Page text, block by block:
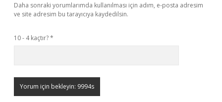
Daha sonraki yorumlarımda kullanılması için adım, e-posta adresim
ve site adresim bu tarayıcıya kaydedilsin.
10 - 4 kaçtır?*